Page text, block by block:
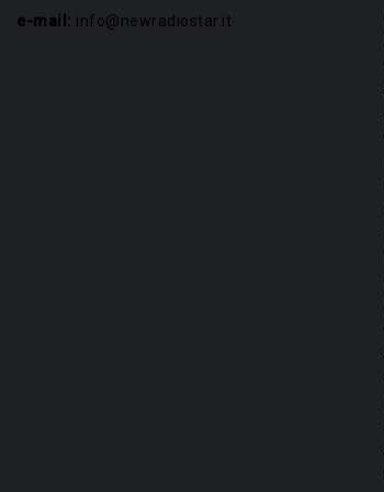
e-mail: info@newradiostar.it